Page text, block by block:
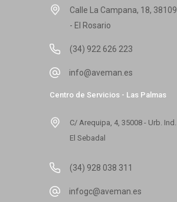
Calle La Campana, 18, 38109
- El Rosario
(34) 922 626 223
info@aveman.es
Centro de Servicios - Las Palmas
C/ Arequipa, 4, 35008 - Urb. Ind.
El Sebadal
(34) 928 038 311
infogc@aveman.es